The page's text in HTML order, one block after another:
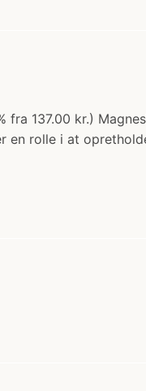
fra 137.00 kr.)
en rolle i at